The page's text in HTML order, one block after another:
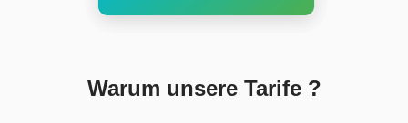
Warum unsere Tarife ?